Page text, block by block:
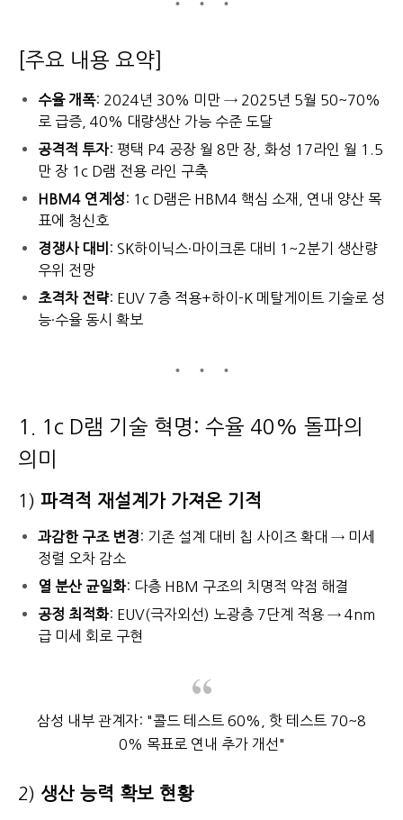
[주요 내용 요약]
수율 개폭: 2024년 30% 미만 → 2025년 5월 50~70%
로 급증, 40% 대량생산 가능 수준 도달
공격적 투자: 평택 P4 공장 월 8만 장, 화성 17라인 월 1.5
만 장 1c D램 전용 라인 구축
HBM4 연계성: 1c D램은 HBM4 핵심 소재, 연내 양산 목
표에 청신호
경쟁사 대비 : SK하이닉스·마이크론 대비 1~2분기 생산량
우위 전망
초격차 전략: EUV 7층 적용+하이-K 메탈게이트 기술로 성
능·수율 동시 확보
1. 1c D램 기술 혁명: 수율 40% 돌파의
의미
1) 파격적 재설계가 가져온 기적
과감한 구조 변경: 기존 설계 대비 칩 사이즈 확대 → 미세
정렬 오차 감소
열 분산 균일화: 다층 HBM 구조의 치명적 약점 해결
공정 최적화: EUV(극자외선) 노광층 7단계 적용 → 4nm
급 미세 회로 구현
삼성 내부 관계자: "콜드 테스트 60%, 핫 테스트 70~8
0% 목표로 연내 추가 개선"
2) 생산 능력 확보 현황